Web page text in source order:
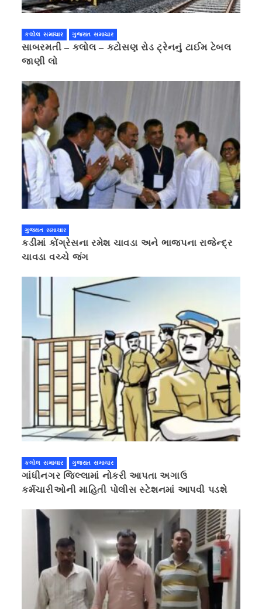
કલોલ સમાચાર ગુજરાત સમાચાર
સાબરમતી – કલોલ – કટોસણ રોડ ટ્રેનનું ટાઈમ ટેબલ
જાણી લો
ગુજરાત સમાચાર
કડીમાં કોંગ્રેસના રમેશ ચાવડા અને ભાજપના રાજેન્દ્ર
ચાવડા વચ્ચે જંગ
કલોલ સમાચાર ગુજરાત સમાચાર
ગાંધીનગર જિલ્લામાં નોકરી આપતા અગાઉ
કર્મચારીઓની માહિતી પોલીસ સ્ટેશનમાં આપવી પડશે